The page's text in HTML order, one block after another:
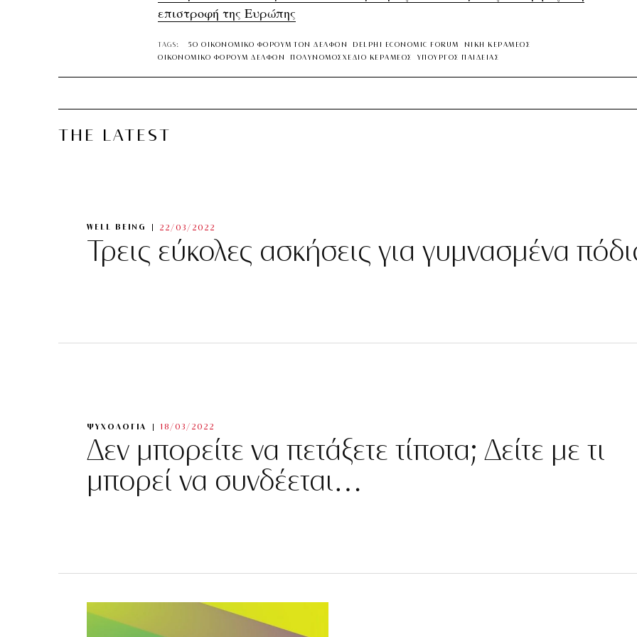
επιστροφή της Ευρώπης
TAGS: 5Ο ΟΙΚΟΝΟΜΙΚΟ ΦΟΡΟΥΜ ΤΩΝ ΔΕΛΦΩΝ DELPHI ECONOMIC FORUM
ΝΙΚΗ ΚΕΡΑΜΕΩΣ
ΟΙΚΟΝΟΜΙΚΟ ΦΟΡΟΥΜ ΔΕΛΦΩΝ
ΠΟΛΥΝΟΜΟΣΧΕΔΙΟ ΚΕΡΑΜΕΩΣ ΥΠΟΥΡΓΟΣ ΠΑΙΔΕΙΑΣ
THE LATEST
WELL BEING 22/03/2022
Τρεις εύκολες ασκήσεις για γυμνασμένα
ΨΥΧΟΛΟΓΙΑ 18/03/2022
Δεν μπορείτε να πετάξετε τίποτα; Δείτε με τι
μπορεί να συνδέεται…